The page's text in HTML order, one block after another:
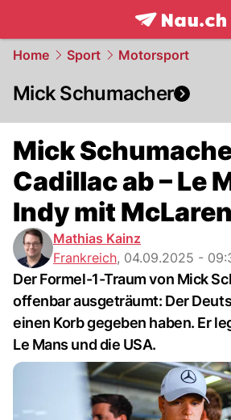
frontpage.
Home Sport Motorsport
Mick Schumacher
Mick
Cadillac ab – Le
Indy mit
Mathias Kainz
Frankreich, 04.09.2025 -
Der Formel-1-Traum von Mick
offenbar ausgeträumt: Der
einen Korb gegeben haben. Er
Le Mans und die USA.